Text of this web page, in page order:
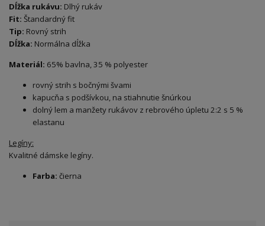
Dĺžka rukávu: Dlhý rukáv
Fit: Štandardný fit
Tip: Rovný strih
Dĺžka: Normálna dĺžka
Materiál: 65% bavlna, 35 % polyester
rovný strih s bočnými švami
kapucňa s podšívkou, na stiahnutie šnúrkou
dolný lem a manžety rukávov z rebrového úpletu 2:2 s 5 %
elastanu
Legíny:
Kvalitné dámske legíny.
Farba: čierna